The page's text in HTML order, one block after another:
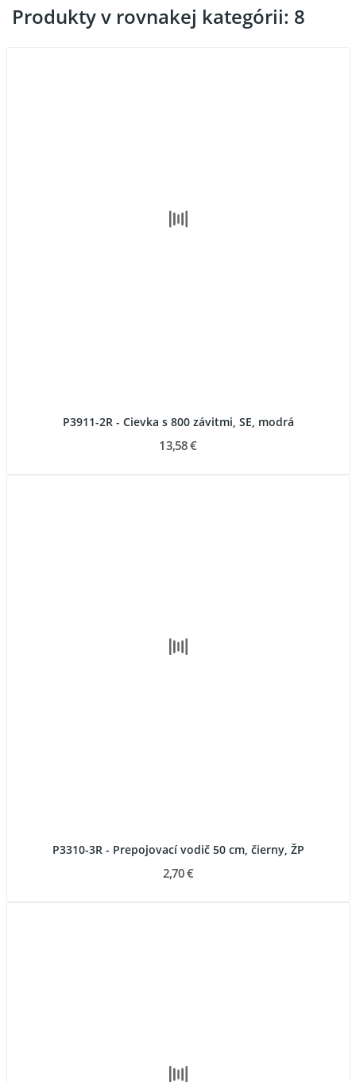
Produkty v rovnakej kategórii: 8
P3911-2R - Cievka s 800 závitmi, SE, modrá
13,58 €
P3310-3R - Prepojovací vodič 50 cm, čierny, ŽP
2,70 €